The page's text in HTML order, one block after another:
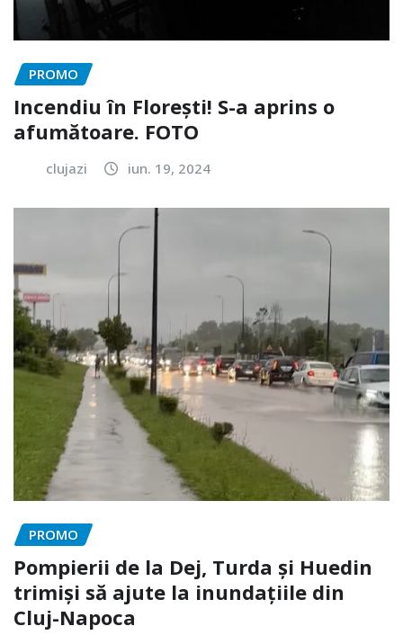
PROMO
Incendiu în Florești! S-a aprins o
afumătoare. FOTO
clujazi iun. 19, 2024
PROMO
Pompierii de la Dej, Turda și Huedin
trimiși să ajute la inundațiile din
Cluj-Napoca